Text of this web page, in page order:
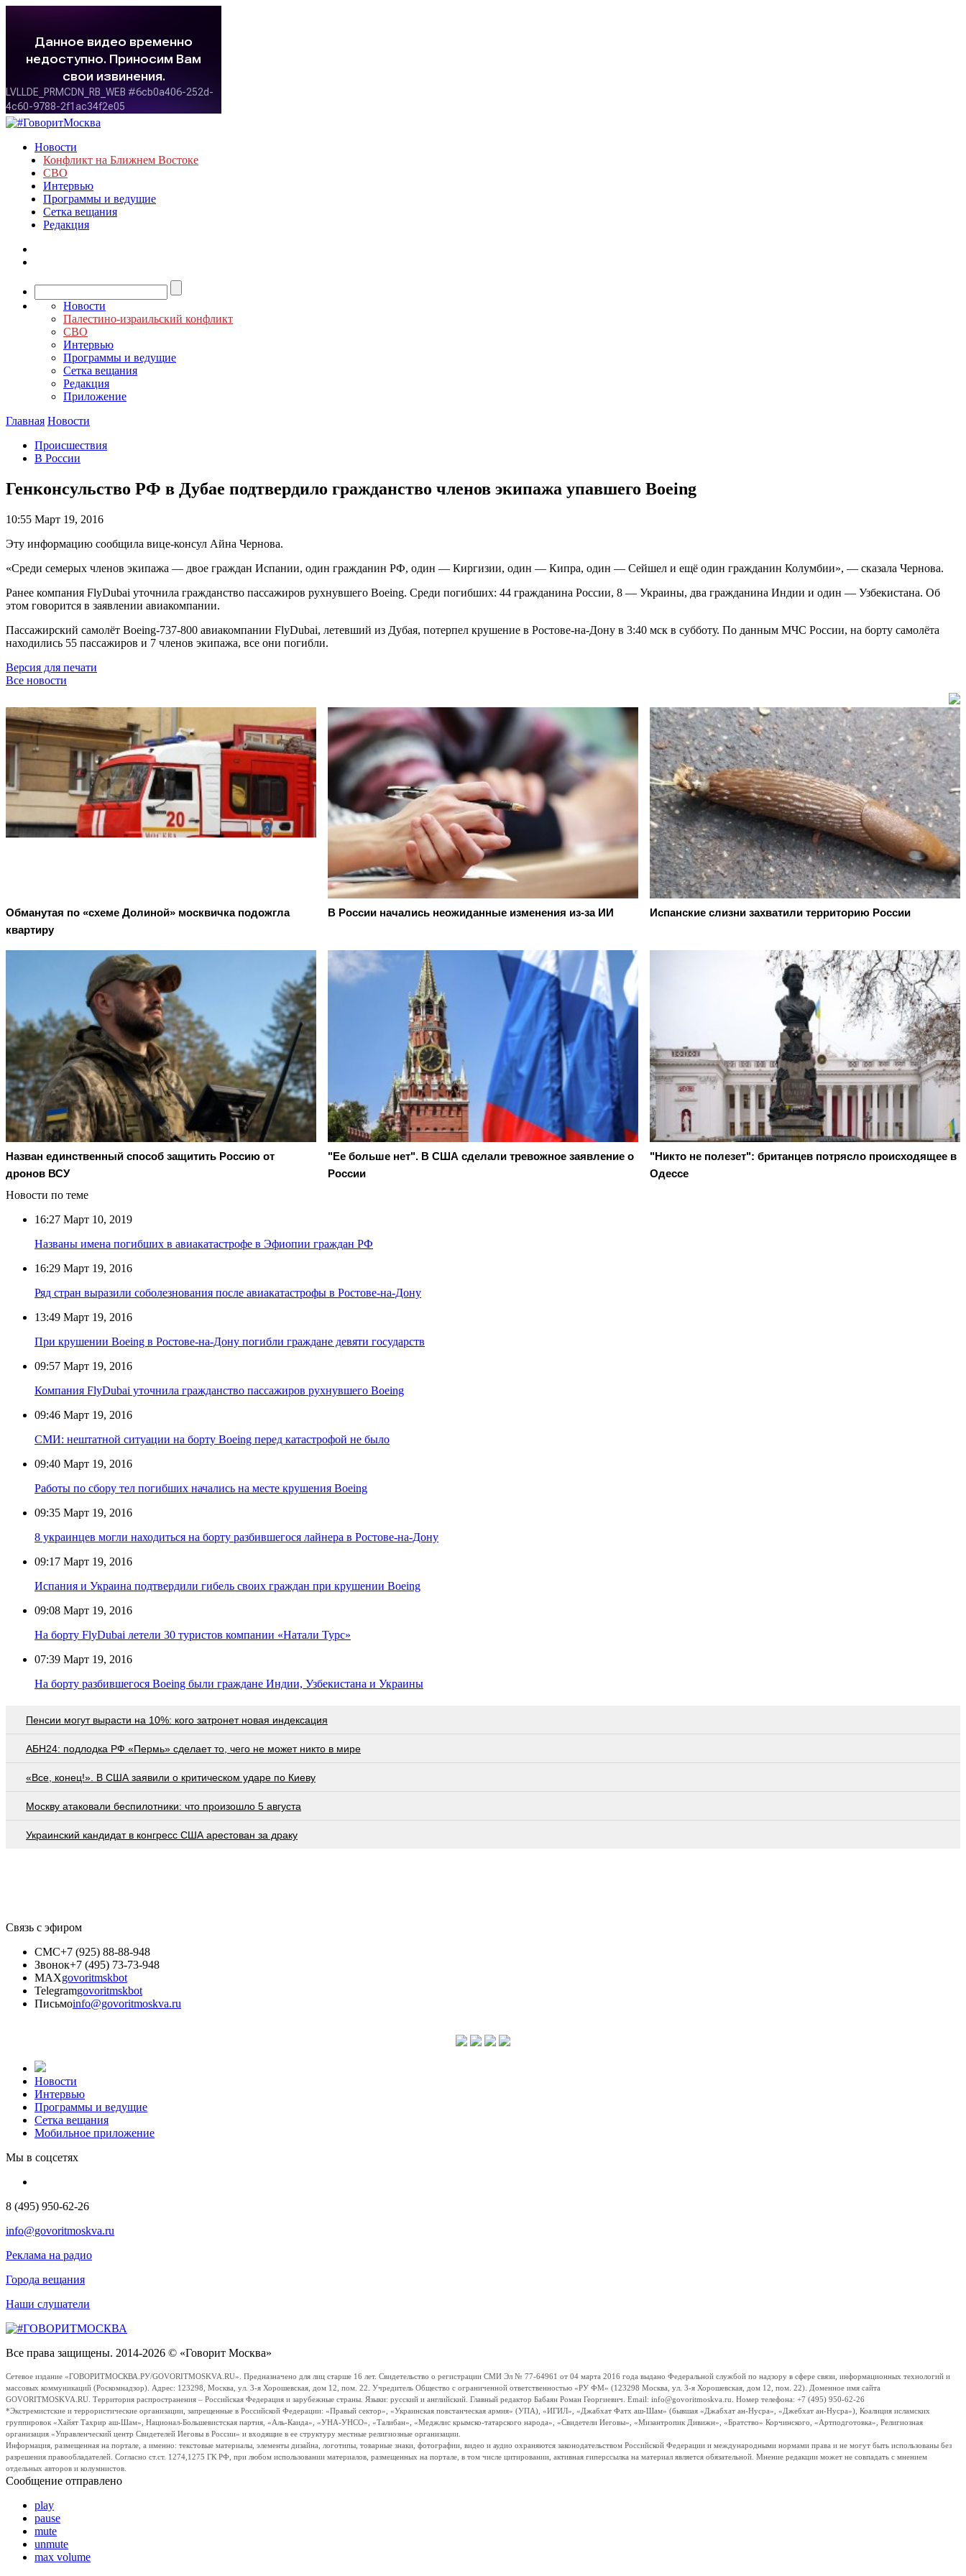
Новости
Конфликт на Ближнем Востоке
СВО
Интервью
Программы и ведущие
Сетка вещания
Редакция
Новости
Палестино-израильский конфликт
СВО
Интервью
Программы и ведущие
Сетка вещания
Редакция
Приложение
Главная Новости
Происшествия
В России
Генконсульство РФ в Дубае подтвердило гражданство членов экипажа упавшего Boeing
10:55 Март 19, 2016
Эту информацию сообщила вице-консул Айна Чернова.
«Среди семерых членов экипажа — двое граждан Испании, один гражданин РФ, один — Киргизии, один — Кипра, один — Сейшел и ещё один гражданин Колумбии», — сказала Чернова.
Ранее компания FlyDubai уточнила гражданство пассажиров рухнувшего Boeing. Среди погибших: 44 гражданина России, 8 — Украины, два гражданина Индии и один — Узбекистана. Об
этом говорится в заявлении авиакомпании.
Пассажирский самолёт Boeing-737-800 авиакомпании FlyDubai, летевший из Дубая, потерпел крушение в Ростове-на-Дону в 3:40 мск в субботу. По данным МЧС России, на борту самолёта
находились 55 пассажиров и 7 членов экипажа, все они погибли.
Версия для печати
Все новости
Обманутая по «схеме Долиной» москвичка подожгла
квартиру
В России начались неожиданные изменения из-за ИИ Испанские слизни захватили территорию России
Назван единственный способ защитить Россию от
дронов ВСУ
"Ее больше нет". В США сделали тревожное заявление о
России
"Никто не полезет": британцев потрясло происходящее в
Одессе
Новости по теме
16:27 Март 10, 2019
Названы имена погибших в авиакатастрофе в Эфиопии граждан РФ
16:29 Март 19, 2016
Ряд стран выразили соболезнования после авиакатастрофы в Ростове-на-Дону
13:49 Март 19, 2016
При крушении Boeing в Ростове-на-Дону погибли граждане девяти государств
09:57 Март 19, 2016
Компания FlyDubai уточнила гражданство пассажиров рухнувшего Boeing
09:46 Март 19, 2016
СМИ: нештатной ситуации на борту Boeing перед катастрофой не было
09:40 Март 19, 2016
Работы по сбору тел погибших начались на месте крушения Boeing
09:35 Март 19, 2016
8 украинцев могли находиться на борту разбившегося лайнера в Ростове-на-Дону
09:17 Март 19, 2016
Испания и Украина подтвердили гибель своих граждан при крушении Boeing
09:08 Март 19, 2016
На борту FlyDubai летели 30 туристов компании «Натали Турс»
07:39 Март 19, 2016
На борту разбившегося Boeing были граждане Индии, Узбекистана и Украины
Пенсии могут вырасти на 10%: кого затронет новая индексация
АБН24: подлодка РФ «Пермь» сделает то, чего не может никто в мире
«Все, конец!». В США заявили о критическом ударе по Киеву
Москву атаковали беспилотники: что произошло 5 августа
Украинский кандидат в конгресс США арестован за драку
Связь с эфиром
СМС+7 (925) 88-88-948
Звонок+7 (495) 73-73-948
MAXgovoritmskbot
Telegramgovoritmskbot
Письмоinfo@govoritmoskva.ru
Новости
Интервью
Программы и ведущие
Сетка вещания
Мобильное приложение
Мы в соцсетях
8 (495) 950-62-26
info@govoritmoskva.ru
Реклама на радио
Города вещания
Наши слушатели
Все права защищены. 2014-2026 © «Говорит Москва»
Сетевое издание «ГОВОРИТМОСКВА.РУ/GOVORITMOSKVA.RU». Предназначено для лиц старше 16 лет. Свидетельство о регистрации СМИ Эл № 77-64961 от 04 марта 2016 года выдано Федеральной службой по надзору в сфере связи, информационных технологий и
массовых коммуникаций (Роскомнадзор). Адрес: 123298, Москва, ул. 3-я Хорошевская, дом 12, пом. 22. Учредитель Общество с ограниченной ответственностью «РУ ФМ» (123298 Москва, ул. 3-я Хорошевская, дом 12, пом. 22). Доменное имя сайта
GOVORITMOSKVA.RU. Территория распространения – Российская Федерация и зарубежные страны. Языки: русский и английский. Главный редактор Бабаян Роман Георгиевич. Email: info@govoritmoskva.ru. Номер телефона: +7 (495) 950-62-26
*Экстремистские и террористические организации, запрещенные в Российской Федерации: «Правый сектор», «Украинская повстанческая армия» (УПА), «ИГИЛ», «Джабхат Фатх аш-Шам» (бывшая «Джабхат ан-Нусра», «Джебхат ан-Нусра»), Коалиция исламских
группировок «Хайят Тахрир аш-Шам», Национал-Большевистская партия, «Аль-Каида», «УНА-УНСО», «Талибан», «Меджлис крымско-татарского народа», «Свидетели Иеговы», «Мизантропик Дивижн», «Братство» Корчинского, «Артподготовка», Религиозная
организация «Управленческий центр Свидетелей Иеговы в России» и входящие в ее структуру местные религиозные организации.
Информация, размещенная на портале, а именно: текстовые материалы, элементы дизайна, логотипы, товарные знаки, фотографии, видео и аудио охраняются законодательством Российской Федерации и международными нормами права и не могут быть использованы без
разрешения правообладателей. Согласно ст.ст. 1274,1275 ГК РФ, при любом использовании материалов, размещенных на портале, в том числе цитировании, активная гиперссылка на материал является обязательной. Мнение редакции может не совпадать с мнением
отдельных авторов и колумнистов.
Сообщение отправлено
play
pause
mute
unmute
max volume